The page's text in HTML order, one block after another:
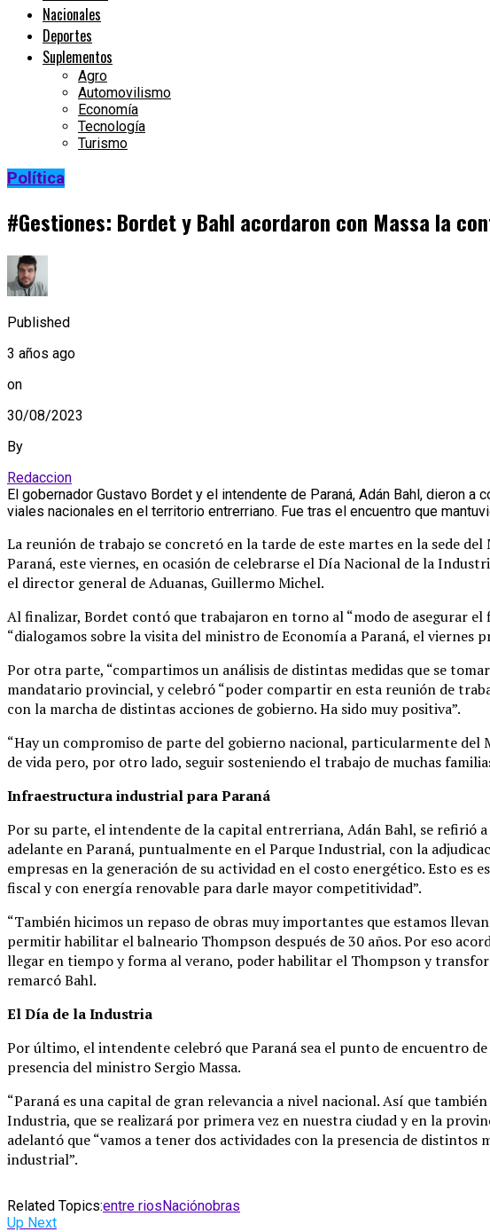
Nacionales
Deportes
Suplementos
Agro
Automovilismo
Economía
Tecnología
Turismo
Política
#Gestiones: Bordet y Bahl acordaron con Massa la
Published
3 años ago
on
30/08/2023
By
Redaccion
El gobernador Gustavo Bordet y el intendente de Paraná, Adán Bahl, dieron
viales nacionales en el territorio entrerriano. Fue tras el encuentro que
La reunión de trabajo se concretó en la tarde de este martes en la sede
Paraná, este viernes, en ocasión de celebrarse el Día Nacional de la
el director general de Aduanas, Guillermo Michel.
Al finalizar, Bordet contó que trabajaron en torno al “modo de asegurar
“dialogamos sobre la visita del ministro de Economía a Paraná, el viernes
Por otra parte, “compartimos un análisis de distintas medidas que se
mandatario provincial, y celebró “poder compartir en esta reunión de
con la marcha de distintas acciones de gobierno. Ha sido muy positiva”.
“Hay un compromiso de parte del gobierno nacional, particularmente del
de vida pero, por otro lado, seguir sosteniendo el trabajo de muchas
Infraestructura industrial para Paraná
Por su parte, el intendente de la capital entrerriana, Adán Bahl, se refirió
adelante en Paraná, puntualmente en el Parque Industrial, con la
empresas en la generación de su actividad en el costo energético. Esto
fiscal y con energía renovable para darle mayor competitividad”.
“También hicimos un repaso de obras muy importantes que estamos
permitir habilitar el balneario Thompson después de 30 años. Por eso
llegar en tiempo y forma al verano, poder habilitar el Thompson y
remarcó Bahl.
El Día de la Industria
Por último, el intendente celebró que Paraná sea el punto de encuentro
presencia del ministro Sergio Massa.
“Paraná es una capital de gran relevancia a nivel nacional. Así que
Industria, que se realizará por primera vez en nuestra ciudad y en la
adelantó que “vamos a tener dos actividades con la presencia de
industrial”.
Related Topics:entre riosNaciónobras
Up Next